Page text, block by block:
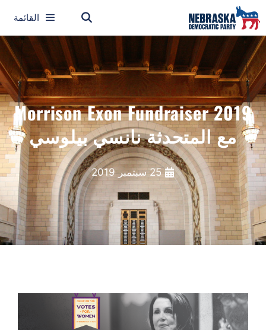
القائمة
2019 Morrison Exon Fundraiser
مع المتحدثة نانسي بيلوسي
25 سبتمبر 2019